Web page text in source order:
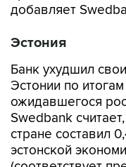
добавляет
Эстония
Банк ухудшил
Эстонии по
ожидавшегося
Swedbank
стране составил
эстонской